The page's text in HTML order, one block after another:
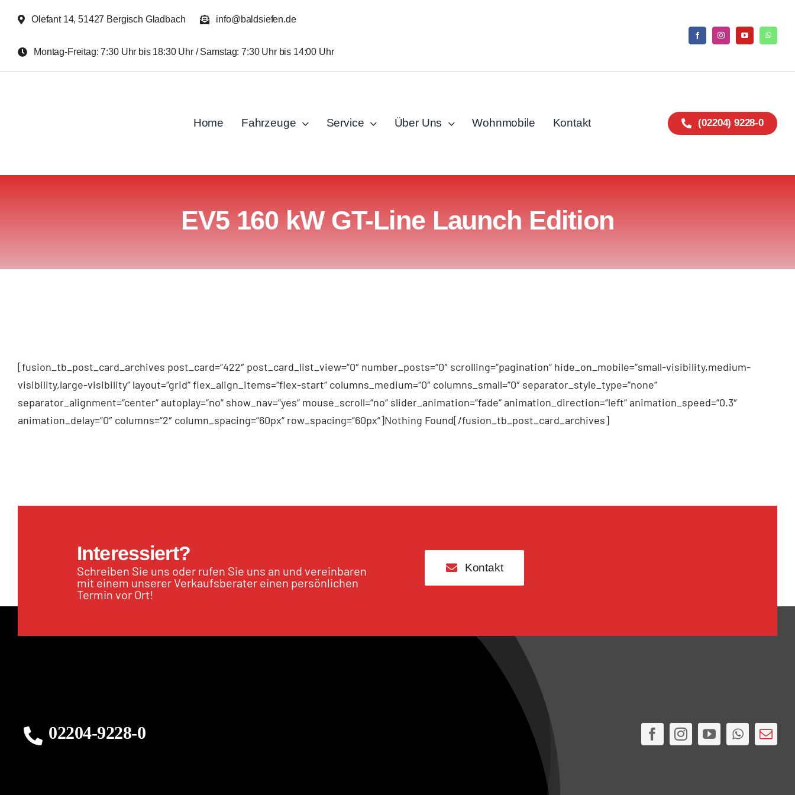
Inhalt
Olefant 14, 51427 Bergisch Gladbach info@baldsiefen.de
Montag-Freitag: 7:30 Uhr bis 18:30 Uhr / Samstag: 7:30 Uhr bis 14:00 Uhr
Home Fahrzeuge Service Über Uns Wohnmobile Kontakt (02204) 9228-0
EV5 160 kW GT-Line Launch Edition
[fusion_tb_post_card_archives post_card=“422″ post_card_list_view=“0″ number_posts=“0″ scrolling=“pagination“ hide_on_mobile=“small-visibility,medium-
visibility,large-visibility“ layout=“grid“ flex_align_items=“flex-start“ columns_medium=“0″ columns_small=“0″ separator_style_type=“none“
separator_alignment=“center“ autoplay=“no“ show_nav=“yes“ mouse_scroll=“no“ slider_animation=“fade“ animation_direction=“left“ animation_speed=“0.3″
animation_delay=“0″ columns=“2″ column_spacing=“60px“ row_spacing=“60px“]Nothing Found[/fusion_tb_post_card_archives]
Interessiert?
Schreiben Sie uns oder rufen Sie uns an und vereinbaren
mit einem unserer Verkaufsberater einen persönlichen
Termin vor Ort!
Kontakt
02204-9228-0